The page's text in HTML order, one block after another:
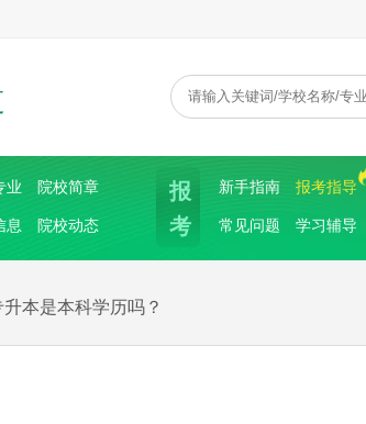
业
院校简章
息
院校动态
报
考
新手指南
报考指导
常见问题
学习辅导
本是本科学历吗？